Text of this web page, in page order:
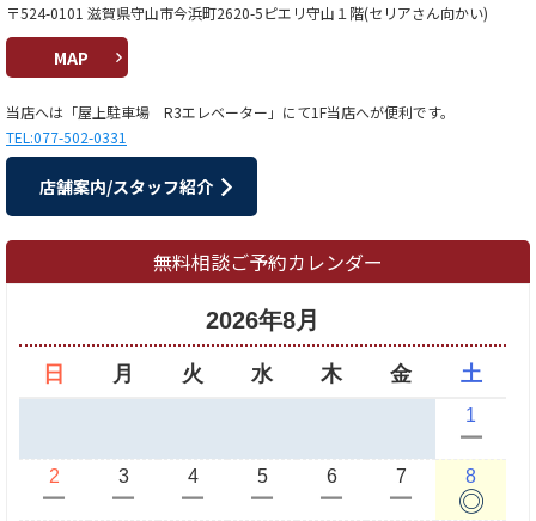
〒524-0101 滋賀県守山市今浜町2620-5ピエリ守山１階(セリアさん向かい)
MAP
当店へは「屋上駐車場 R3エレベーター」にて1F当店へが便利です。
TEL:077-502-0331
店舗案内/スタッフ紹介
無料相談ご予約カレンダー
2026年8月
日 月 火 水 木 金 土
1
ー
2
ー
3
ー
4
ー
5
ー
6
ー
7
ー
8
◎